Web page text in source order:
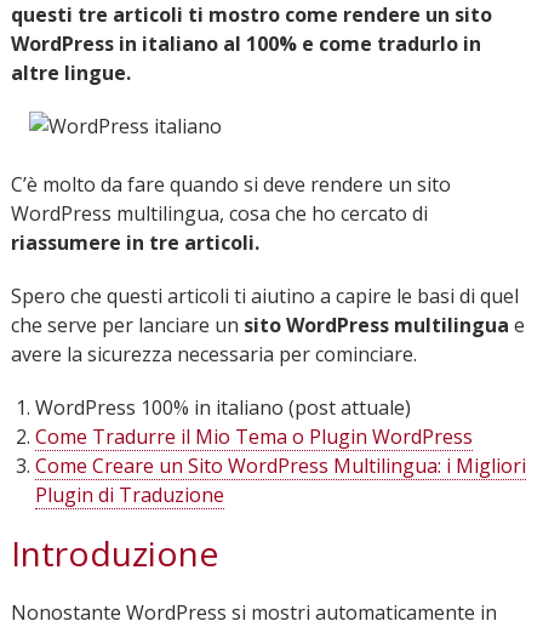
questi tre articoli ti mostro come rendere un sito
WordPress in italiano al 100% e come tradurlo in
altre lingue.
C’è molto da fare quando si deve rendere un sito
WordPress multilingua, cosa che ho cercato di
riassumere in tre articoli.
Spero che questi articoli ti aiutino a capire le basi di quel
che serve per lanciare un sito WordPress multilingua e
avere la sicurezza necessaria per cominciare.
WordPress 100% in italiano (post attuale)
Come Tradurre il Mio Tema o Plugin WordPress
Come Creare un Sito WordPress Multilingua: i Migliori
Plugin di Traduzione
Introduzione
Nonostante WordPress si mostri automaticamente in